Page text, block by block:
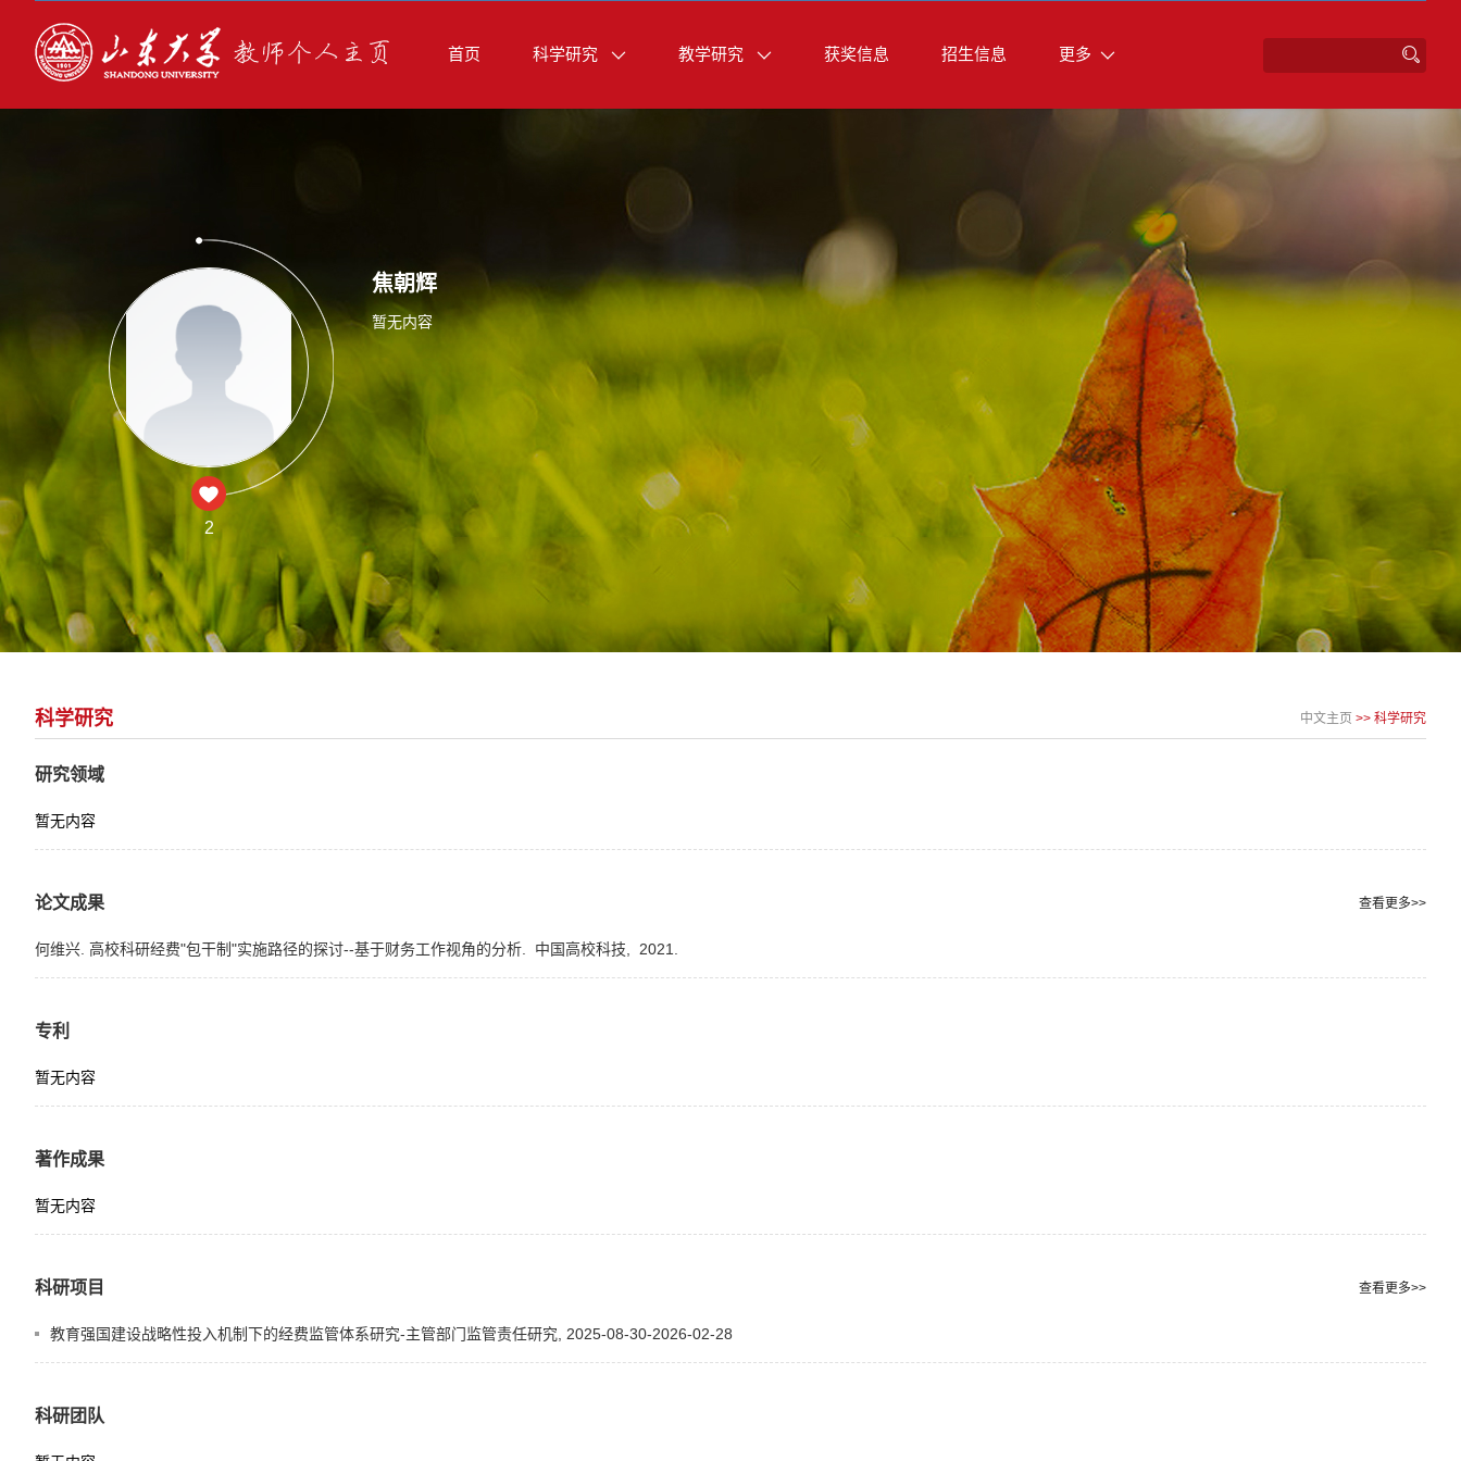
首页 科学研究 教学研究 获奖信息 招生信息 更多
2
焦朝辉
暂无内容
科学研究 中文主页 >> 科学研究
研究领域
暂无内容
论文成果 查看更多>>
何维兴. 高校科研经费"包干制"实施路径的探讨--基于财务工作视角的分析. 中国高校科技, 2021.
专利
暂无内容
著作成果
暂无内容
科研项目 查看更多>>
教育强国建设战略性投入机制下的经费监管体系研究-主管部门监管责任研究, 2025-08-30-2026-02-28
科研团队